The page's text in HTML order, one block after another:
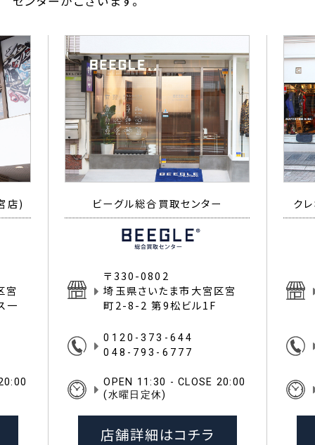
店)
宮
一
ビーグル総合買取センター
〒330-0802
埼玉県さいたま市大宮区宮
町2-8-2 第9松ビル1F
0120-373-644
048-793-6777
OPEN 11:30 - CLOSE 20:00
(水曜日定休)
店舗詳細はコチラ
ク